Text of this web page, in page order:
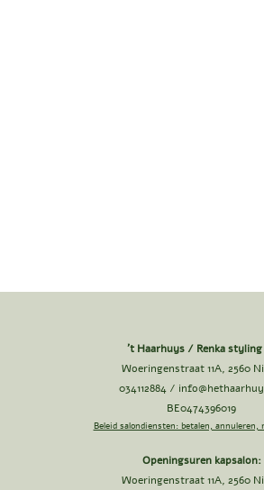
't Haarhuys / Renka styling
Woeringenstraat 11A, 2560
034112884 /
BE0474396019
Beleid salondiensten: betalen, annuleren,
Openingsuren kapsalon:
Woeringenstraat 11A, 2560